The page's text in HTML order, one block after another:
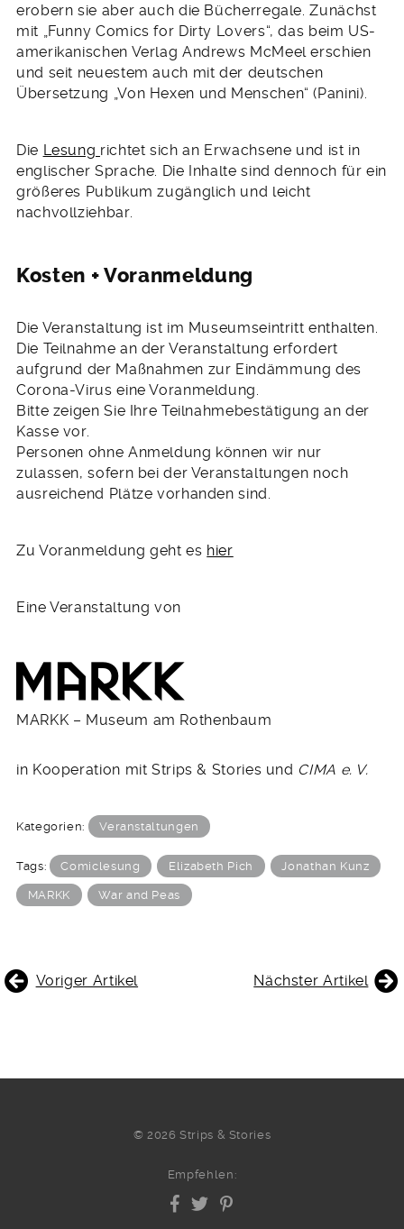
erobern sie aber auch die Bücherregale. Zunächst
mit „Funny Comics for Dirty Lovers“, das beim US-
amerikanischen Verlag Andrews McMeel erschien
und seit neuestem auch mit der deutschen
Übersetzung „Von Hexen und Menschen“ (Panini).
Die Lesung richtet sich an Erwachsene und ist in
englischer Sprache. Die Inhalte sind dennoch für ein
größeres Publikum zugänglich und leicht
nachvollziehbar.
Kosten + Voranmeldung
Die Veranstaltung ist im Museumseintritt enthalten.
Die Teilnahme an der Veranstaltung erfordert
aufgrund der Maßnahmen zur Eindämmung des
Corona-Virus eine Voranmeldung.
Bitte zeigen Sie Ihre Teilnahmebestätigung an der
Kasse vor.
Personen ohne Anmeldung können wir nur
zulassen, sofern bei der Veranstaltungen noch
ausreichend Plätze vorhanden sind.
Zu Voranmeldung geht es hier
Eine Veranstaltung von
MARKK – Museum am Rothenbaum
in Kooperation mit Strips & Stories und CIMA e. V.
Kategorien: Veranstaltungen
Tags: Comiclesung Elizabeth Pich Jonathan Kunz
MARKK War and Peas
BEITRAGSNAVIGATION
Voriger Artikel Nächster Artikel
© 2026 Strips & Stories
Empfehlen: